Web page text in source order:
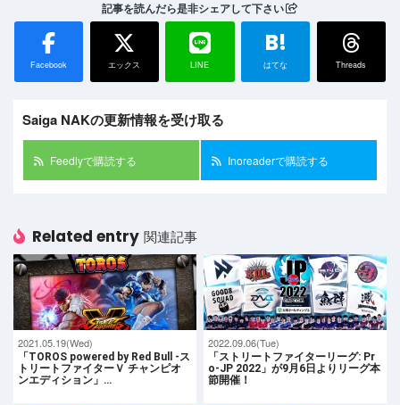
記事を読んだら是非シェアして下さい
Facebook エックス LINE
B!
はてな Threads
Saiga NAKの更新情報を受け取る
Feedlyで購読する Inoreaderで購読する
Related entry 関連記事
2021.05.19(Wed)
「TOROS powered by Red Bull -ス
トリートファイターＶ チャンピオ
ンエディション」…
2022.09.06(Tue)
「ストリートファイターリーグ: Pr
o-JP 2022」が9月6日よりリーグ本
節開催！